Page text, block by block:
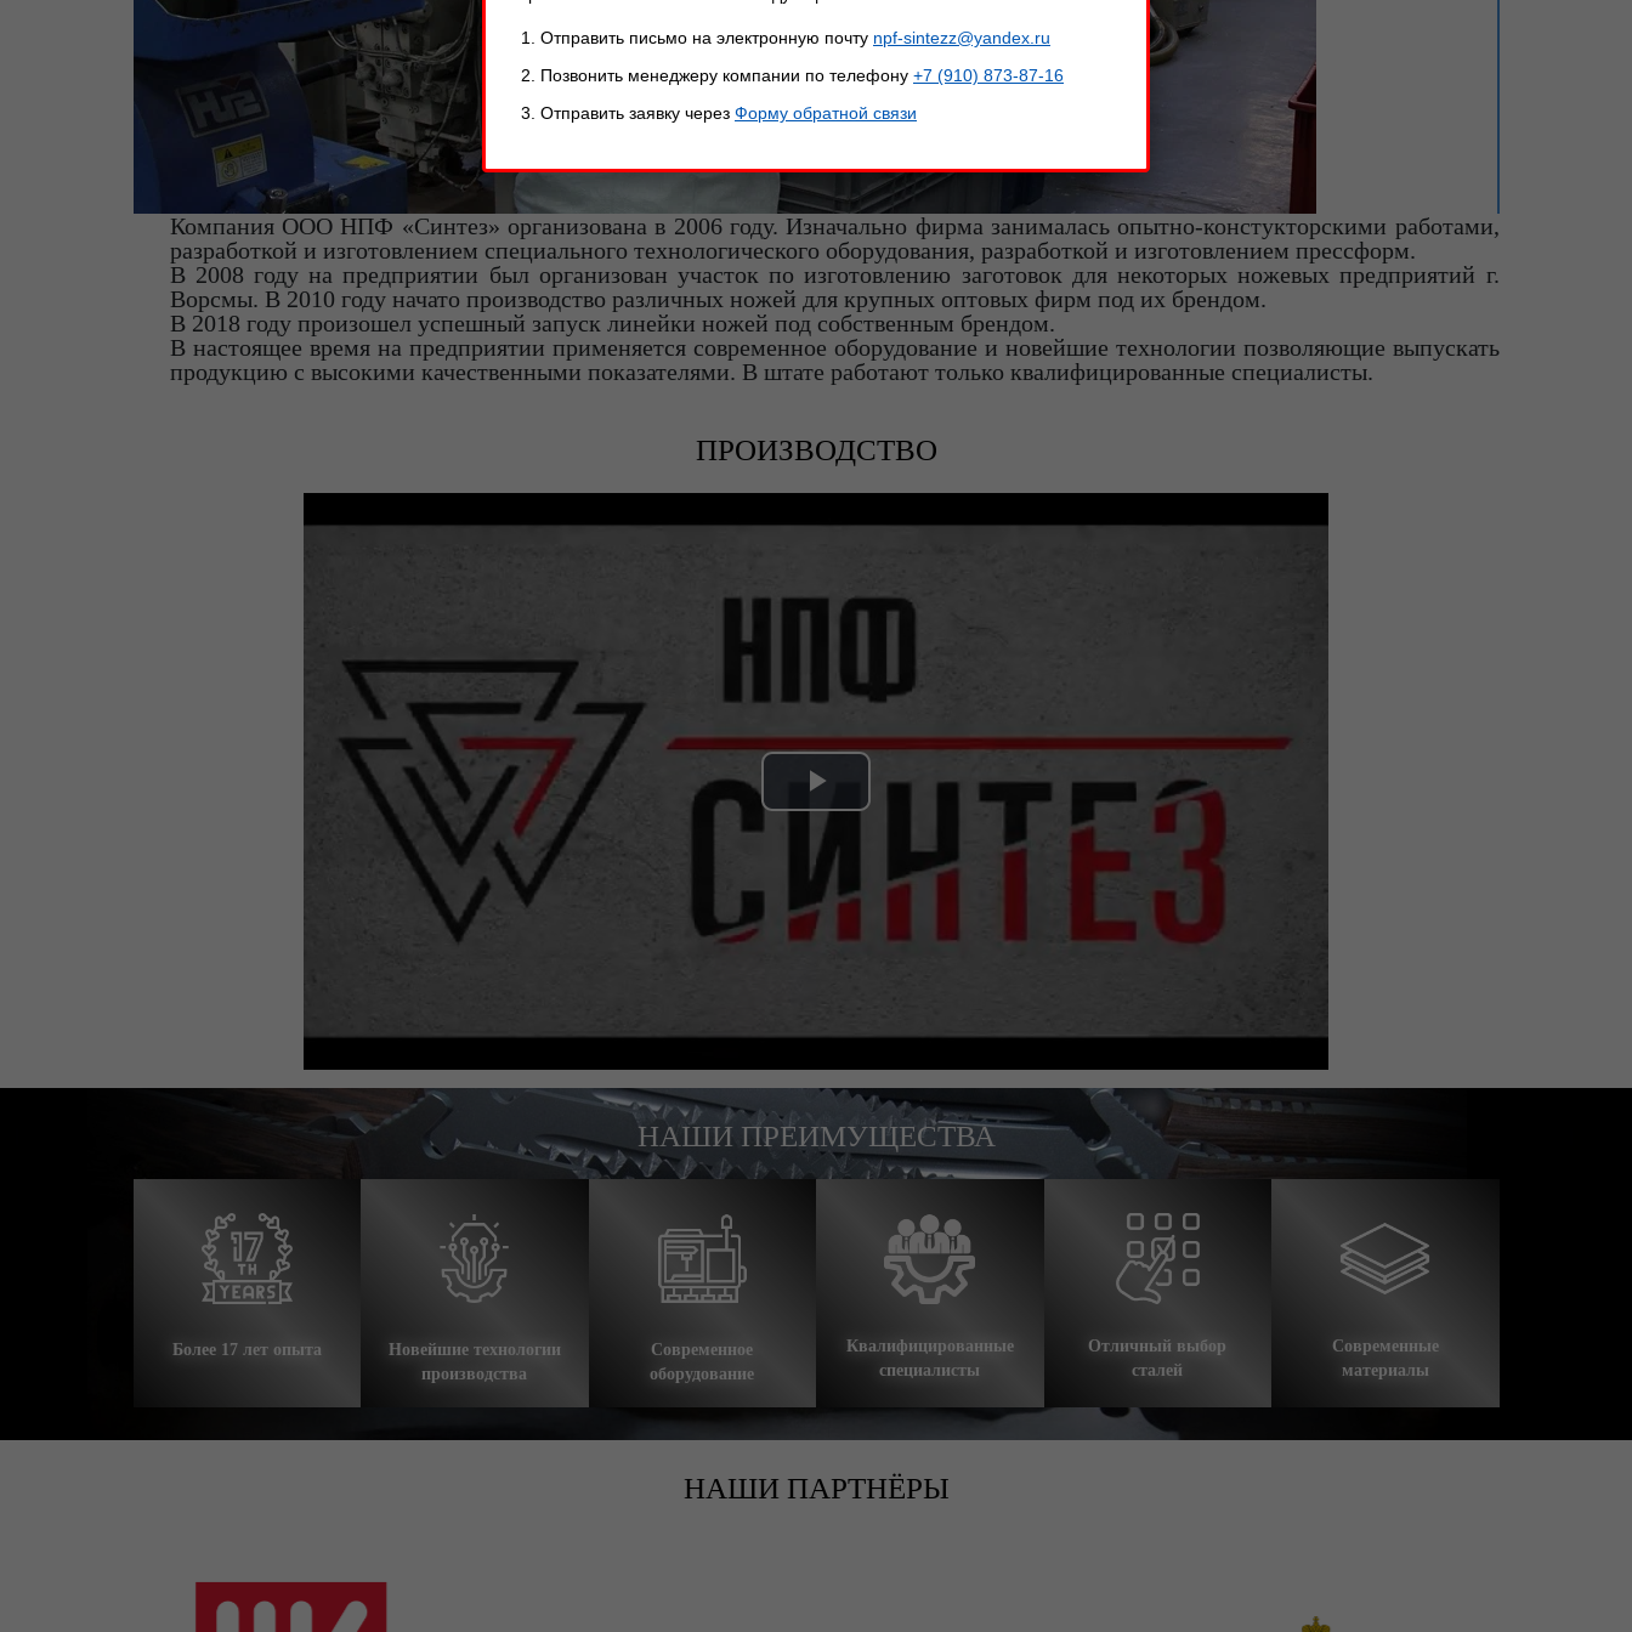
Компания ООО НПФ «Синтез» организована в 2006 году. Изначально фирма занималась опытно-констукторскими работами,
разработкой и изготовлением специального технологического оборудования, разработкой и изготовлением прессформ.
В 2008 году на предприятии был организован участок по изготовлению заготовок для некоторых ножевых предприятий г.
Ворсмы. В 2010 году начато производство различных ножей для крупных оптовых фирм под их брендом.
В 2018 году произошел успешный запуск линейки ножей под собственным брендом.
В настоящее время на предприятии применяется современное оборудование и новейшие технологии позволяющие выпускать
продукцию с высокими качественными показателями. В штате работают только квалифицированные специалисты.
ПРОИЗВОДСТВО
Play
Video
НАШИ ПРЕИМУЩЕСТВА
Более 17 лет опыта
Новейшие технологии
производства
Современное
оборудование
Квалифицированные
специалисты
Отличный выбор
сталей
Современные
материалы
НАШИ ПАРТНЁРЫ
Отправить письмо на электронную почту npf-sintezz@yandex.ru
Позвонить менеджеру компании по телефону +7 (910) 873-87-16
Отправить заявку через Форму обратной связи